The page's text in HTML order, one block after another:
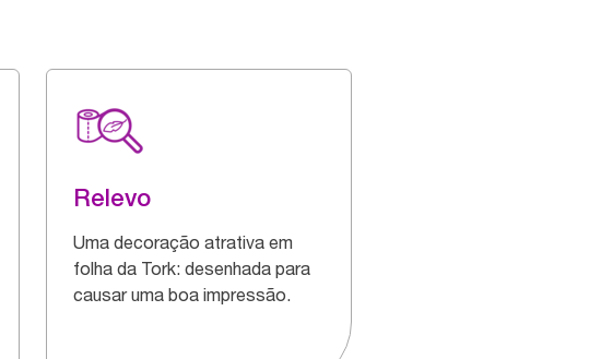
Relevo
Uma decoração atrativa em
folha da Tork: desenhada para
causar uma boa impressão.